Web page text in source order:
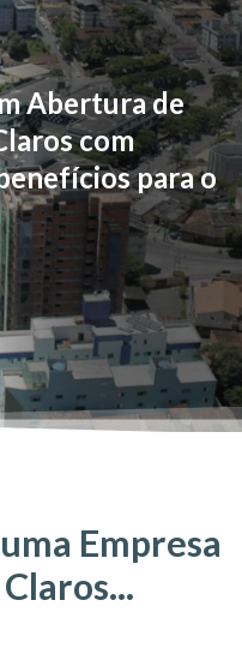
Abertura de
com
para o
Empresa